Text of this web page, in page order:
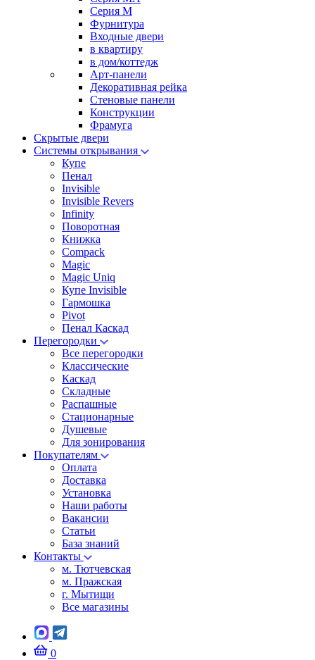
Серия M
Фурнитура
Входные двери
в квартиру
в дом/коттедж
Арт-панели
Декоративная рейка
Стеновые панели
Конструкции
Фрамуга
Скрытые двери
Системы открывания
Купе
Пенал
Invisible
Invisible Revers
Infinity
Поворотная
Книжка
Compack
Magic
Magic Uniq
Купе Invisible
Гармошка
Pivot
Пенал Каскад
Перегородки
Все перегородки
Классические
Каскад
Складные
Распашные
Стационарные
Душевые
Для зонирования
Покупателям
Оплата
Доставка
Установка
Наши работы
Вакансии
Статьи
База знаний
Контакты
м. Тютчевская
м. Пражская
г. Мытищи
Все магазины
0